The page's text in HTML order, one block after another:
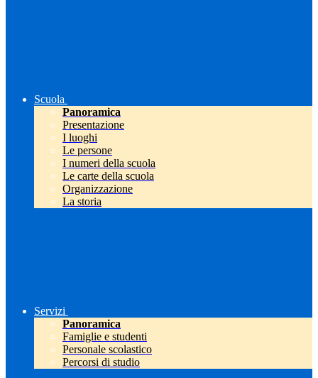
Scuola
Panoramica
Presentazione
I luoghi
Le persone
I numeri della scuola
Le carte della scuola
Organizzazione
La storia
Servizi
Panoramica
Famiglie e studenti
Personale scolastico
Percorsi di studio